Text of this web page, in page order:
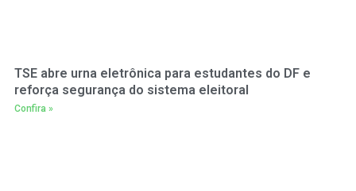
TSE abre urna eletrônica para estudantes do DF e
reforça segurança do sistema eleitoral
Confira »